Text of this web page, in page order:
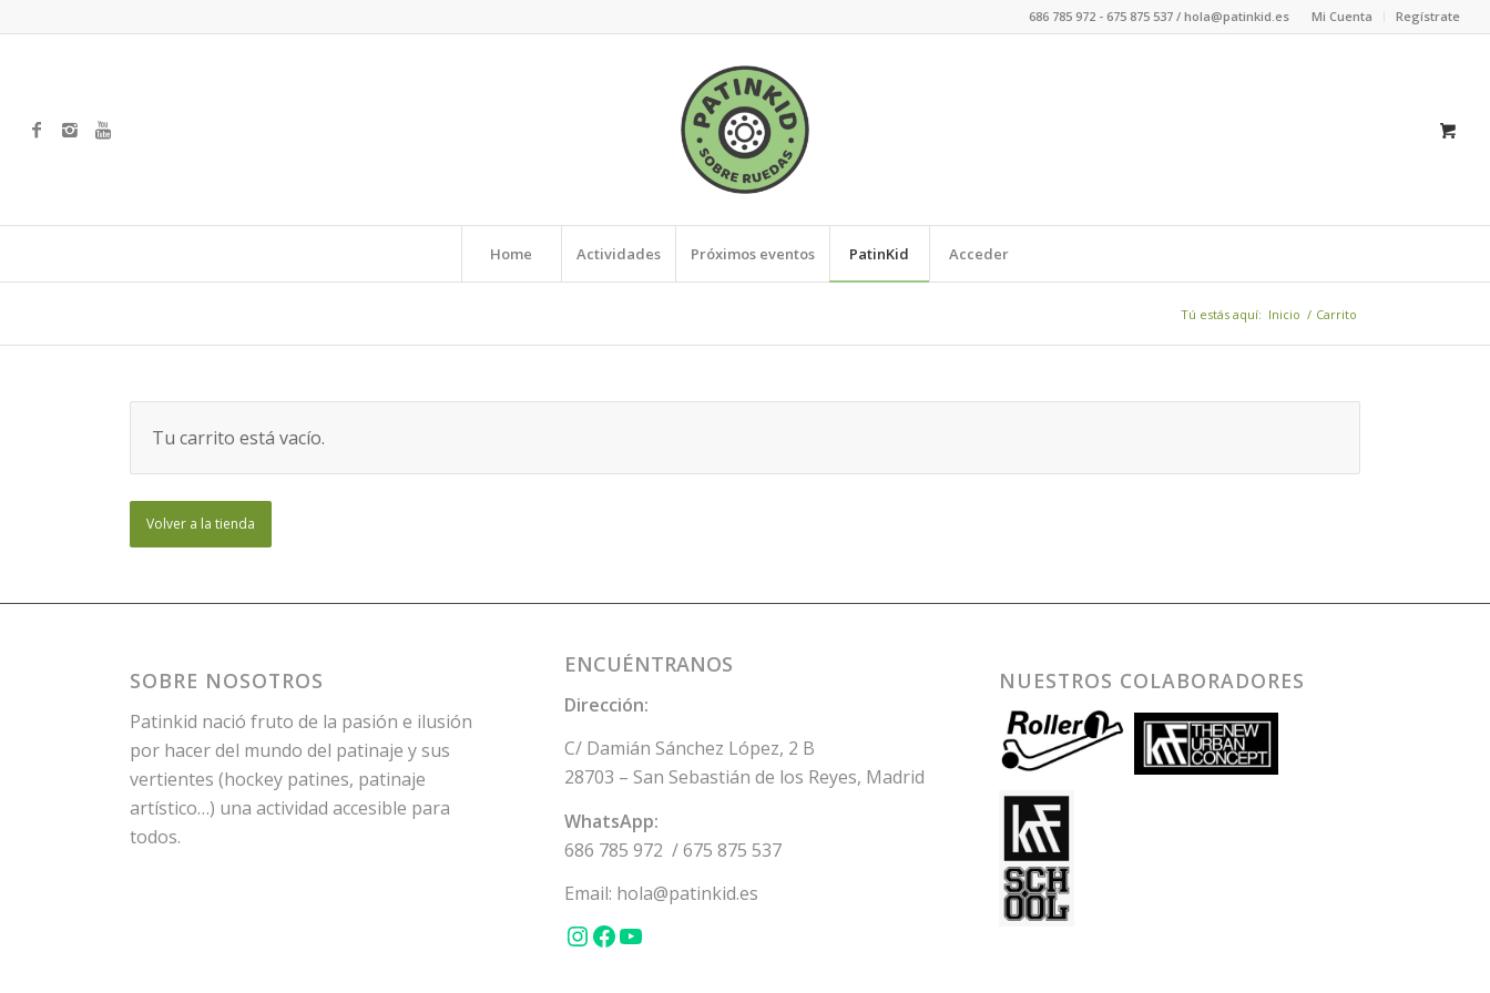
Mi Cuenta Regístrate
686 785 972 - 675 875 537 / hola@patinkid.es
Home Actividades Próximos eventos PatinKid Acceder
Tú estás aquí: Inicio / Carrito
Tu carrito está vacío.
Volver a la tienda
SOBRE NOSOTROS
Patinkid nació fruto de la pasión e ilusión
por hacer del mundo del patinaje y sus
vertientes (hockey patines, patinaje
artístico…) una actividad accesible para
todos.
ENCUÉNTRANOS
Dirección:
C/ Damián Sánchez López, 2 B
28703 – San Sebastián de los Reyes, Madrid
WhatsApp:
686 785 972 /675 875 537
Email: hola@patinkid.es
NUESTROS COLABORADORES